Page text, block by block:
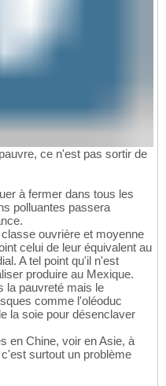
ce n'est pas sortir de
à fermer dans tous les
polluantes passera
ouvrière et moyenne
celui de leur équivalent au
A tel point qu'il n'est
produire au Mexique.
la pauvreté mais le
comme l'oléoduc
la soie pour désenclaver
en Chine, voir en Asie, à
surtout un problème